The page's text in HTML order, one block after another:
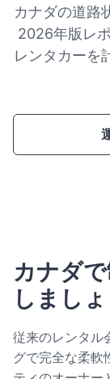
カナダの道路
2026年版レ
レンタカーを
カナダ
しましょ
従来のレンタル
グで完全な柔軟